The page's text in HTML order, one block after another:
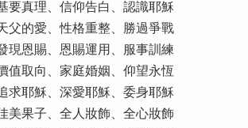
要真理、信仰告白、認識耶穌
父的愛、性格重整、勝過爭戰
現恩賜、恩賜運用、服事訓練
值取向、家庭婚姻、仰望永恆
求耶穌、深愛耶穌、委身耶穌
美果子、全人妝飾、全心妝飾